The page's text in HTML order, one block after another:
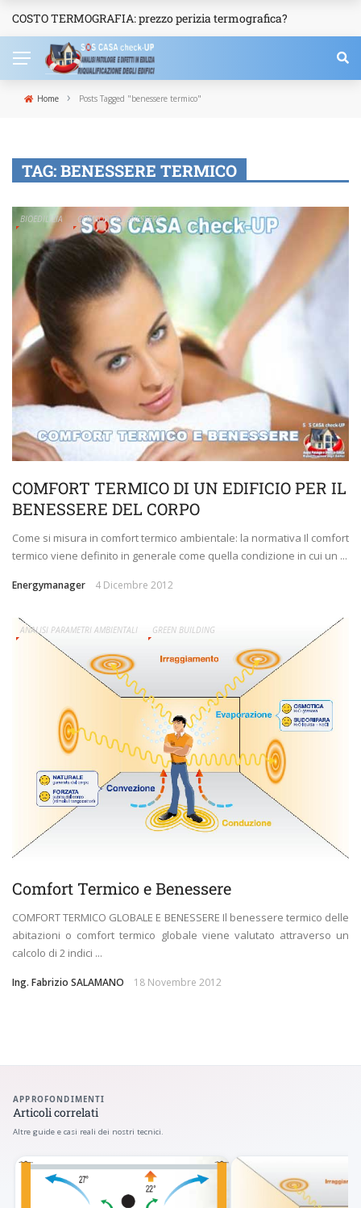
NEWS
COSTO TERMOGRAFIA: prezzo perizia termografica?
Home › Posts Tagged "benessere termico"
TAG:BENESSERE TERMICO
BIOEDILIZIA COMFORT E BENESSERE
COMFORT TERMICO DI UN EDIFICIO PER IL
BENESSERE DEL CORPO
Come si misura in comfort termico ambientale: la normativa Il comfort
termico viene definito in generale come quella condizione in cui un ...
Energymanager 4 Dicembre 2012
ANALISI PARAMETRI AMBIENTALI GREEN BUILDING
Comfort Termico e Benessere
COMFORT TERMICO GLOBALE E BENESSERE Il benessere termico delle
abitazioni o comfort termico globale viene valutato attraverso un
calcolo di 2 indici ...
Ing. Fabrizio SALAMANO 18 Novembre 2012
APPROFONDIMENTI
Articoli correlati
Altre guide e casi reali dei nostri tecnici.